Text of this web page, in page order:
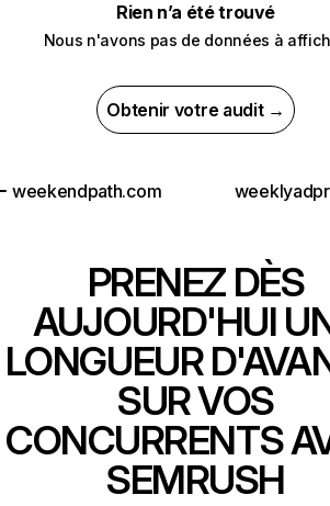
Rien n’a été trouvé
Nous n'avons pas de données à
Obtenir votre audit →
weekendpath.com
PRENEZ DÈS
AUJOURD'HUI
LONGUEUR
SUR VOS
CONCURRENTS
SEMRUSH